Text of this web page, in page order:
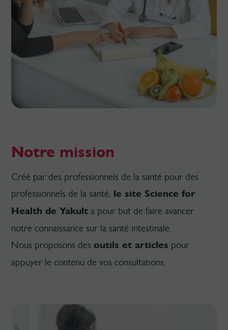
Notre mission
Créé par des professionnels de la santé pour des
professionnels de la santé, le site Science for
Health de Yakult a pour but de faire avancer
notre connaissance sur la santé intestinale.
Nous proposons des outils et articles pour
appuyer le contenu de vos consultations.